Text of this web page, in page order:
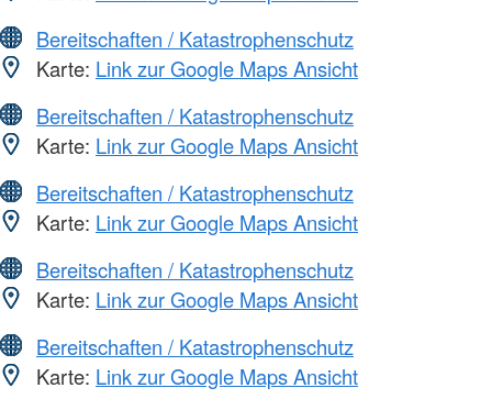
Bereitschaften / Katastrophenschutz
Karte: Link zur Google Maps Ansicht
Bereitschaften / Katastrophenschutz
Karte: Link zur Google Maps Ansicht
Bereitschaften / Katastrophenschutz
Karte: Link zur Google Maps Ansicht
Bereitschaften / Katastrophenschutz
Karte: Link zur Google Maps Ansicht
Bereitschaften / Katastrophenschutz
Karte: Link zur Google Maps Ansicht